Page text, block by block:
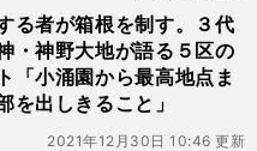
る者が箱根を制す。３代
・神野大地が語る５区の
「小涌園から最高地点ま
を出しきること」
2021年12月30日 10:46 更新